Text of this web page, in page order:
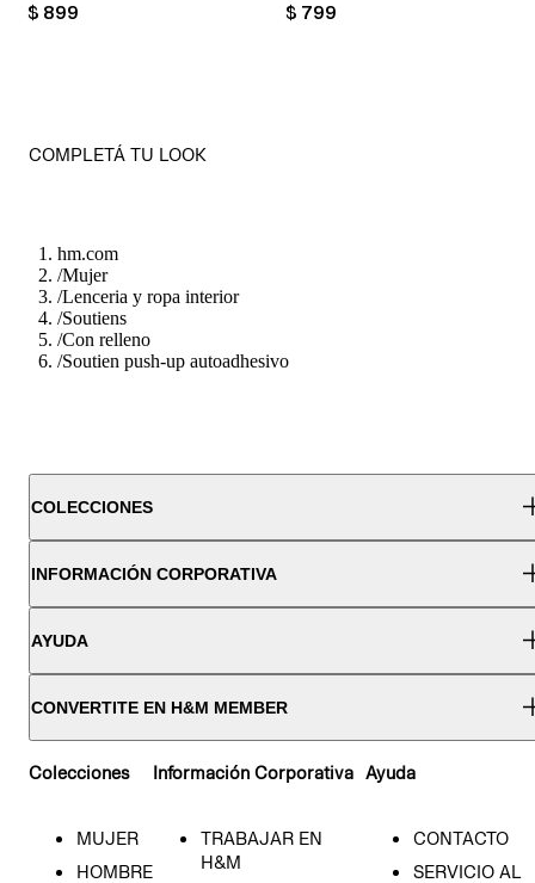
PRICE:
$ 899 PRICE:
$ 799
COMPLETÁ TU LOOK
hm.com
/Mujer
/Lenceria y ropa interior
/Soutiens
/Con relleno
/Soutien push-up autoadhesivo
COLECCIONES
INFORMACIÓN CORPORATIVA
AYUDA
CONVERTITE EN H&M MEMBER
Colecciones
MUJER
HOMBRE
Información Corporativa
TRABAJAR EN
H&M
Ayuda
CONTACTO
SERVICIO AL